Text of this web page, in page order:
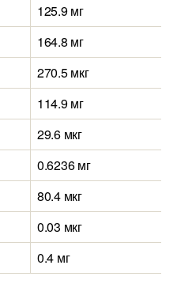
125.9 мг
164.8 мг
270.5 мкг
114.9 мг
29.6 мкг
0.6236 мг
80.4 мкг
0.03 мкг
0.4 мг